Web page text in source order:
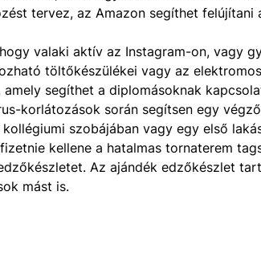
tervez, az Amazon segíthet felújítani
valaki aktív az Instagram-on, vagy
töltőkészülékei vagy az
segíthet a diplomásoknak
korlátozások során segítsen egy
szobájában vagy egy első
kellene a hatalmas tornaterem
Az ajándék edzőkészlet
mást is.